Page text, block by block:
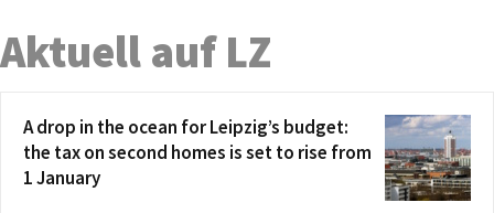
Aktuell auf LZ
A drop in the ocean for Leipzig’s budget:
the tax on second homes is set to rise from
1 January